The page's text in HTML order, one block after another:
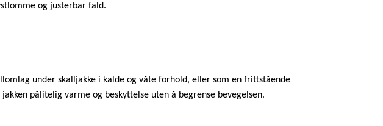
og justerbar fald.
under skalljakke i kalde og våte forhold, eller som en frittstående
pålitelig varme og beskyttelse uten å begrense bevegelsen.